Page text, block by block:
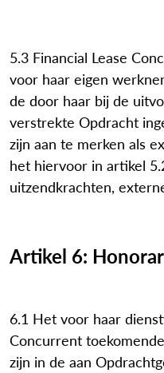
5.3 Financial Lease
voor haar eigen
de door haar bij de
verstrekte Opdracht
zijn aan te merken als
het hiervoor in artikel
uitzendkrachten,
Artikel 6:
6.1 Het voor haar
Concurrent
zijn in de aan